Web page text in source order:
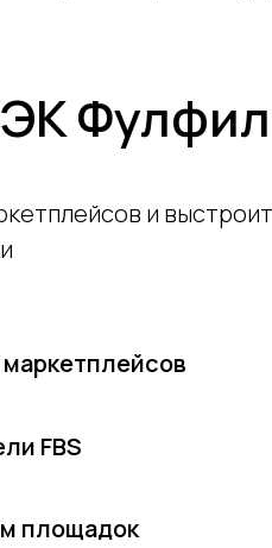
и
маркетплейсов
FBS
площадок